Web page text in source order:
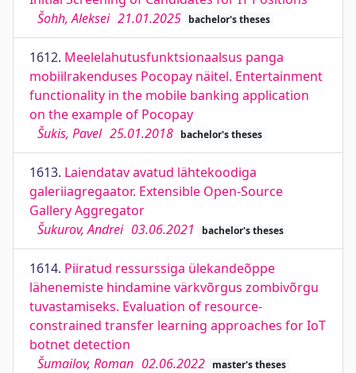
Šohh, Aleksei 21.01.2025 bachelor's theses
1612. Meelelahutusfunktsionaalsus panga
mobiilrakenduses Pocopay näitel. Entertainment
functionality in the mobile banking application
on the example of Pocopay
Šukis, Pavel 25.01.2018 bachelor's theses
1613. Laiendatav avatud lähtekoodiga
galeriiagregaator. Extensible Open-Source
Gallery Aggregator
Šukurov, Andrei 03.06.2021 bachelor's theses
1614. Piiratud ressurssiga ülekandeõppe
lähenemiste hindamine värkvõrgus zombivõrgu
tuvastamiseks. Evaluation of resource-
constrained transfer learning approaches for IoT
botnet detection
Šumailov, Roman 02.06.2022 master's theses